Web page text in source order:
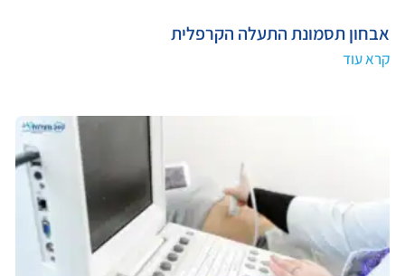
אבחון תסמונת התעלה הקרפלית
קרא עוד